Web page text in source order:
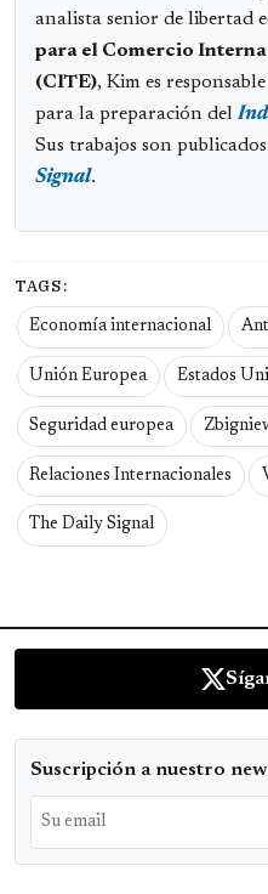
analista senior de libertad
para el Comercio
(CITE), Kim es
para la preparación del
Sus trabajos son
Signal.
TAGS:
Economía internacional
Unión Europea Estados
Seguridad europea
Relaciones Internacionales
The Daily Signal
Suscripción a nuestro